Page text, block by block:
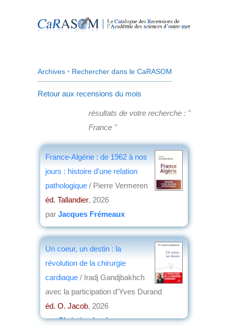
Archives • Rechercher dans le CaRASOM
Retour aux recensions du mois
résultats de votre recherche : "
France "
France-Algérie : de 1962 à nos
jours : histoire d'une relation
pathologique / Pierre Vermeren
éd. Tallandier, 2026
par Jacques Frémeaux
Un coeur, un destin : la
révolution de la chirurgie
cardiaque / Iradj Gandjbakhch
avec la participation d'Yves Durand
éd. O. Jacob, 2026
parChristian Lochon